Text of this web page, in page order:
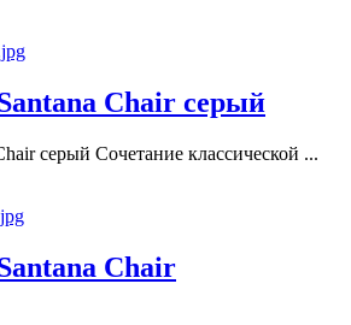
Chair серый
серый Сочетание классической ...
Chair